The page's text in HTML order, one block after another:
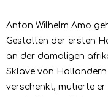
Anton Wilhelm Amo
Gestalten der ersten
an der damaligen
Sklave von
verschenkt, mutierte